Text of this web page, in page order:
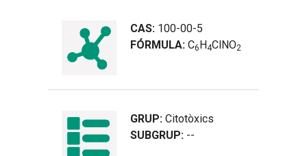
CAS: 100-00-5
FÓRMULA: C6H4ClNO2
GRUP: Citotòxics
SUBGRUP: --